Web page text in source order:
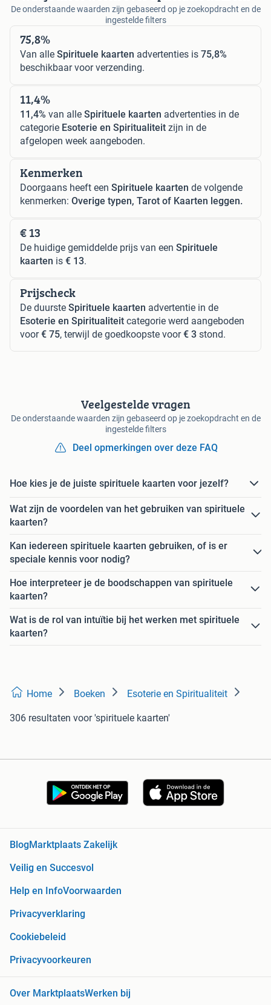
De onderstaande waarden zijn gebaseerd op je zoekopdracht en de
ingestelde filters
75,8%
Van alle Spirituele kaarten advertenties is 75,8%
beschikbaar voor verzending.
11,4%
11,4% van alle Spirituele kaarten advertenties in de
categorie Esoterie en Spiritualiteit zijn in de
afgelopen week aangeboden.
Kenmerken
Doorgaans heeft een Spirituele kaarten de volgende
kenmerken: Overige typen, Tarot of Kaarten leggen.
€ 13
De huidige gemiddelde prijs van een Spirituele
kaarten is € 13.
Prijscheck
De duurste Spirituele kaarten advertentie in de
Esoterie en Spiritualiteit categorie werd aangeboden
voor€ 75, terwijl de goedkoopste voor€ 3 stond.
Veelgestelde vragen
De onderstaande waarden zijn gebaseerd op je zoekopdracht en de
ingestelde filters
Deel opmerkingen over deze FAQ
Hoe kies je de juiste spirituele kaarten voor jezelf?
Wat zijn de voordelen van het gebruiken van spirituele
kaarten?
Kan iedereen spirituele kaarten gebruiken, of is er
speciale kennis voor nodig?
Hoe interpreteer je de boodschappen van spirituele
kaarten?
Wat is de rol van intuïtie bij het werken met spirituele
kaarten?
Home Boeken Esoterie en Spiritualiteit
306 resultaten voor 'spirituele kaarten'
BlogMarktplaats Zakelijk
Veilig en Succesvol
Help en InfoVoorwaarden
Privacyverklaring
Cookiebeleid
Privacyvoorkeuren
Over MarktplaatsWerken bij